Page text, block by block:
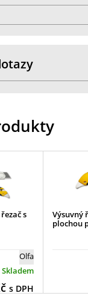
s
Olfa
Skladem
s DPH
Výsuvný
plochou